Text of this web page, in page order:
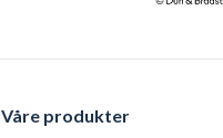
Våre produkter